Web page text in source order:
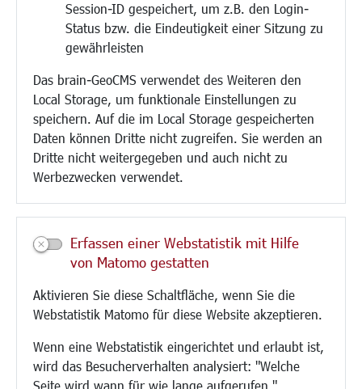
Session-ID gespeichert, um z.B. den Login-
Status bzw. die Eindeutigkeit einer Sitzung zu
gewährleisten
Das brain-GeoCMS verwendet des Weiteren den
Local Storage, um funktionale Einstellungen zu
speichern. Auf die im Local Storage gespeicherten
Daten können Dritte nicht zugreifen. Sie werden an
Dritte nicht weitergegeben und auch nicht zu
Werbezwecken verwendet.
Erfassen einer Webstatistik mit Hilfe
von Matomo gestatten
Aktivieren Sie diese Schaltfläche, wenn Sie die
Webstatistik Matomo für diese Website akzeptieren.
Wenn eine Webstatistik eingerichtet und erlaubt ist,
wird das Besucherverhalten analysiert: "Welche
Seite wird wann für wie lange aufgerufen."
Bauen/Umwelt/Mobilität
Bebauungsplanung
Verkehr/Mobilität
Glasfaserausbau
Aktuelle Baustellen
Paddelteich
CINDY S
Kultur/Freizeit/Tourismus
Veranstaltungen
Neue Stadthalle Langen
Bäder
Musikschule
Stadtbücherei
Stadtarchiv